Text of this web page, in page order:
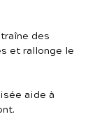
des
et rallonge le
aide à